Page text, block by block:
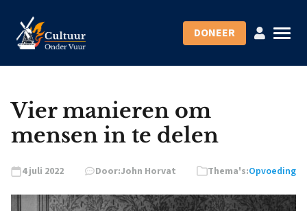
DONEER
Vier manieren om
mensen in te delen
4 juli 2022 Door:John Horvat Thema's:Opvoeding